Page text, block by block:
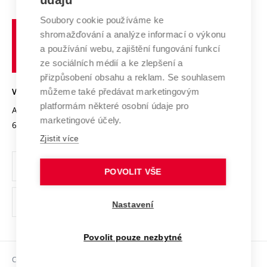
Systém zajišťování kvality výzkumu
Výzkumné infrastruktury
Transfer znalostí
Open Science
Projekty
Projekty ze strukturálních fondů
Specifický výzkum
Spolupráce se školami
Služby univerzity
Mezinárodní dohody
Univerzitní sítě
Profil univerzity
Udržitelná univerzita
Podnikavá univerzita / ContriBUTe
Bezpečná univerzita
Vyznamenání
Organizační struktura
Ochrana osobních údajů
odkaz)
Sociální bezpečí
učení
technické
VYSOKÉ UČENÍ TECHNICKÉ V BRNĚ
Antonínská 548/1
602 00 Brno
www.vut.cz
vut@vutbr.cz
Copyright © 2026 VUT
Soubory cookie používáme ke
shromažďování a analýze informací o výkonu
a používání webu, zajištění fungování funkcí
ze sociálních médií a ke zlepšení a
přizpůsobení obsahu a reklam. Se souhlasem
můžeme také předávat marketingovým
platformám některé osobní údaje pro
marketingové účely.
Zjistit více
POVOLIT VŠE
Nastavení
Povolit pouze nezbytné